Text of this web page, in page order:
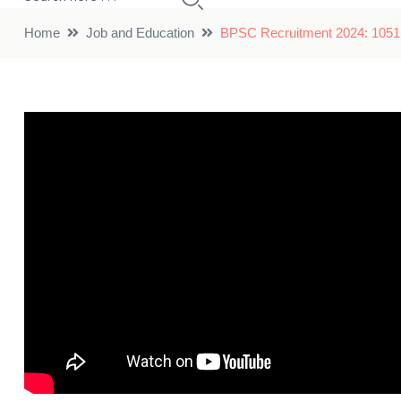
Home Job and Education BPSC Recruitment 2024: 1051